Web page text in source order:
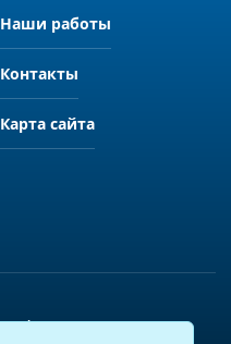
Наши работы
Контакты
Карта сайта
офис 225.